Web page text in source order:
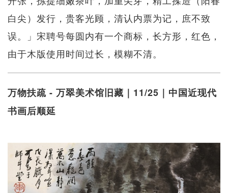
白尖）发行，贵客光顾，清认内票为记，庶不致
误。」宋聘号每圆内有一个商标，长方形，红色，
由于木版使用时间过长，模糊不清。
万物扶疏 - 万翠美术馆旧藏｜11/25｜中国近现代
书画后顺延